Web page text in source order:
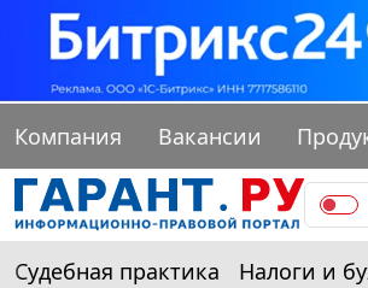
Компания Вакансии
Судебная практика Налоги и